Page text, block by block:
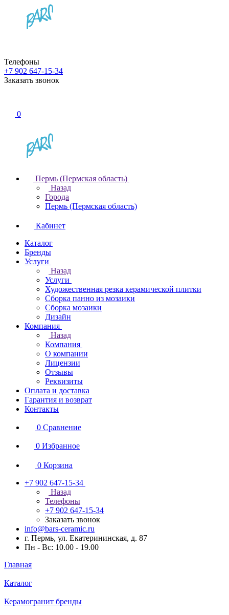
Телефоны
+7 902 647-15-34
Заказать звонок
0
Пермь (Пермская область)
Назад
Города
Пермь (Пермская область)
Кабинет
Каталог
Бренды
Услуги
Назад
Услуги
Художественная резка керамической плитки
Сборка панно из мозаики
Сборка мозаики
Дизайн
Компания
Назад
Компания
О компании
Лицензии
Отзывы
Реквизиты
Оплата и доставка
Гарантия и возврат
Контакты
0 Сравнение
0 Избранное
0 Корзина
+7 902 647-15-34
Назад
Телефоны
+7 902 647-15-34
Заказать звонок
info@bars-ceramic.ru
г. Пермь, ул. Екатерининская, д. 87
Пн - Вс: 10.00 - 19.00
Главная
Каталог
Керамогранит бренды